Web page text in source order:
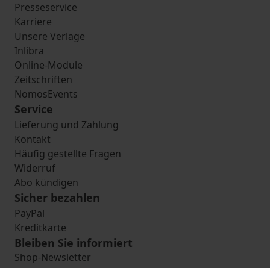
Presseservice
Karriere
Unsere Verlage
Inlibra
Online-Module
Zeitschriften
NomosEvents
Service
Lieferung und Zahlung
Kontakt
Häufig gestellte Fragen
Widerruf
Abo kündigen
Sicher bezahlen
PayPal
Kreditkarte
Bleiben Sie informiert
Shop-Newsletter